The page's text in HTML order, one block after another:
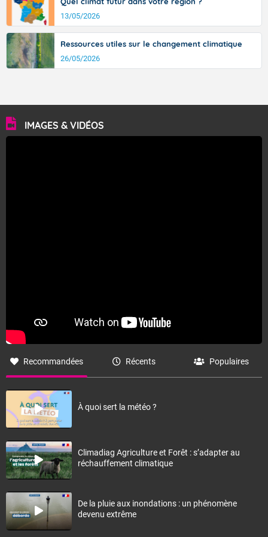
13/05/2026
Ressources utiles sur le changement climatique
26/05/2026
IMAGES & VIDÉOS
Recommandées Récents Populaires
À quoi sert la météo ?
Climadiag Agriculture et Forêt : s’adapter au
réchauffement climatique
De la pluie aux inondations : un phénomène
devenu extrême